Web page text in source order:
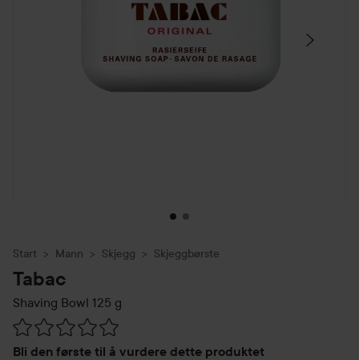
Start Mann Skjegg Skjeggbørste
Tabac
Shaving Bowl 125 g
Bli den første til å vurdere dette produktet
Gå til Vurderinger & anmeldelser